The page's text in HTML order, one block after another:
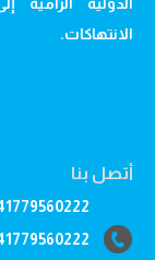
الانتهاكات.
أتصل بنا